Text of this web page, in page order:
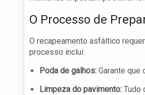
O Processo de
O recapeamento asfáltico
processo inclui:
Poda de galhos: Garante que
Limpeza do pavimento: Tudo